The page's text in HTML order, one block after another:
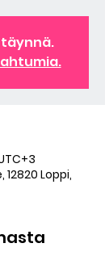
Loppi,